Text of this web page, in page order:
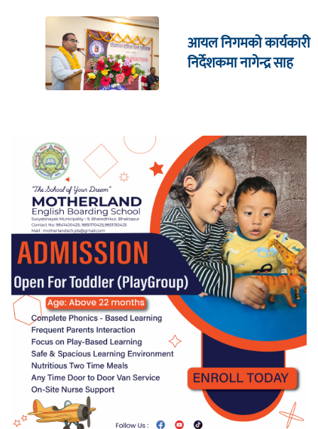
आयल निगमको कार्यकारी
निर्देशकमा नागेन्द्र साह